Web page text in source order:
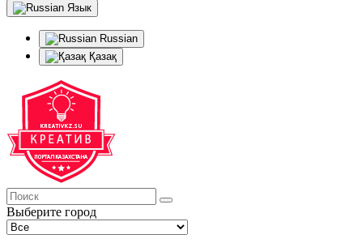
Язык
Russian
Қазақ
Выберите город